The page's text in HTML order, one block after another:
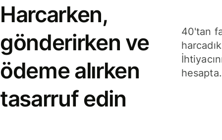
Harcarken,
gönderirken ve
ödeme alırken
tasarruf edin
40'tan
hesapta.